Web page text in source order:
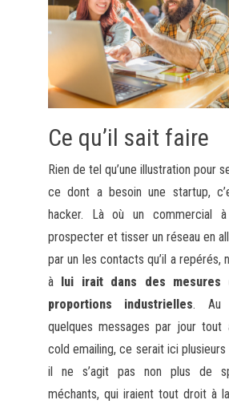
Ce qu’il sait faire
Rien de tel qu’une illustration pour
ce dont a besoin une startup,
hacker. Là où un commercial à
prospecter et tisser un réseau en
par un les contacts qu’il a repérés,
à lui irait dans des mesures
proportions industrielles. Au
quelques messages par jour tout
cold emailing, ce serait ici
il ne s’agit pas non plus de
méchants, qui iraient tout droit à